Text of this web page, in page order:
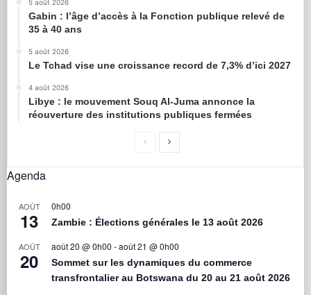
5 août 2026
Gabin : l’âge d’accès à la Fonction publique relevé de
35 à 40 ans
5 août 2026
Le Tchad vise une croissance record de 7,3% d’ici 2027
4 août 2026
Libye : le mouvement Souq Al-Juma annonce la
réouverture des institutions publiques fermées
Agenda
AOÛT
13
0h00
Zambie : Élections générales le 13 août 2026
AOÛT
20
août 20 @ 0h00 -août 21 @ 0h00
Sommet sur les dynamiques du commerce
transfrontalier au Botswana du 20 au 21 août 2026